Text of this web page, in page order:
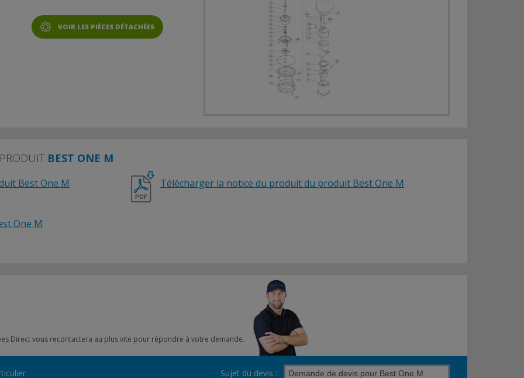
VOIR LES PIÈCES DÉTACHÉES
BEST ONE M
Best One M Télécharger la notice du produit du produit Best One M
One M
Direct vous recontactera au plus vite pour répondre à votre demande.
Sujet du devis :